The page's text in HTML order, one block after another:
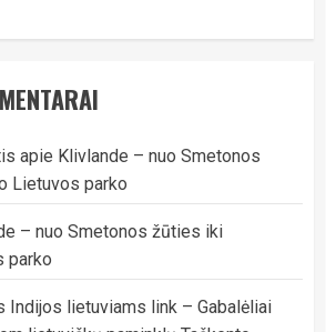
apie Klivlande – nuo Smetonos
Lietuvos parko
– nuo Smetonos žūties iki
parko
Indijos lietuviams link – Gabalėliai